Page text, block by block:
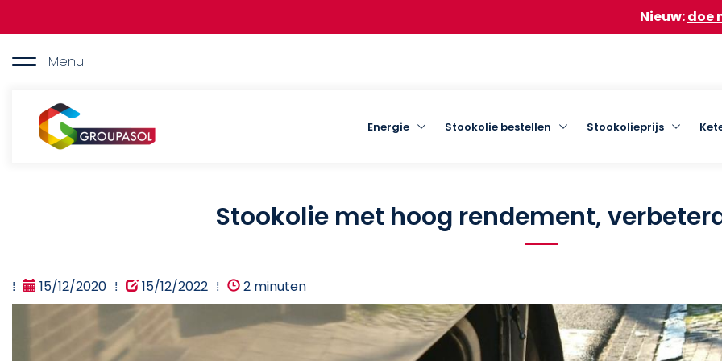
de
doe mee aan onze
Menu
Groupasol Mazout
Energie Stookolie bestellen Stookolieprijs
Stookolie met hoog rendement,
15/12/2020 15/12/2022 2 minuten